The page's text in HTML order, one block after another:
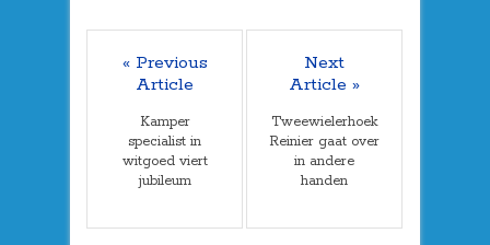
« Previous
Article
Kamper
specialist in
witgoed viert
jubileum
Next
Article »
Tweewielerhoek
Reinier gaat over
in andere
handen